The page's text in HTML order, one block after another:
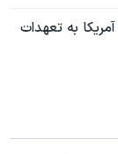
به تعهدات